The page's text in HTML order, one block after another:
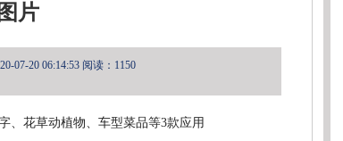
图片
07-20 06:14:53 阅读：1150
、花草动植物、车型菜品等3款应用